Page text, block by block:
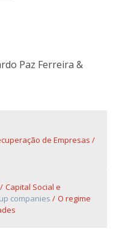
Paz Ferreira &
de Empresas
Capital Social e
companies
O regime